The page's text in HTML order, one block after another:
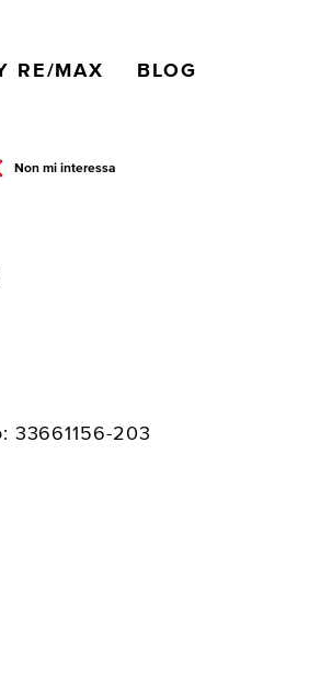
RE/MAX BLOG
Non mi interessa
33661156-203